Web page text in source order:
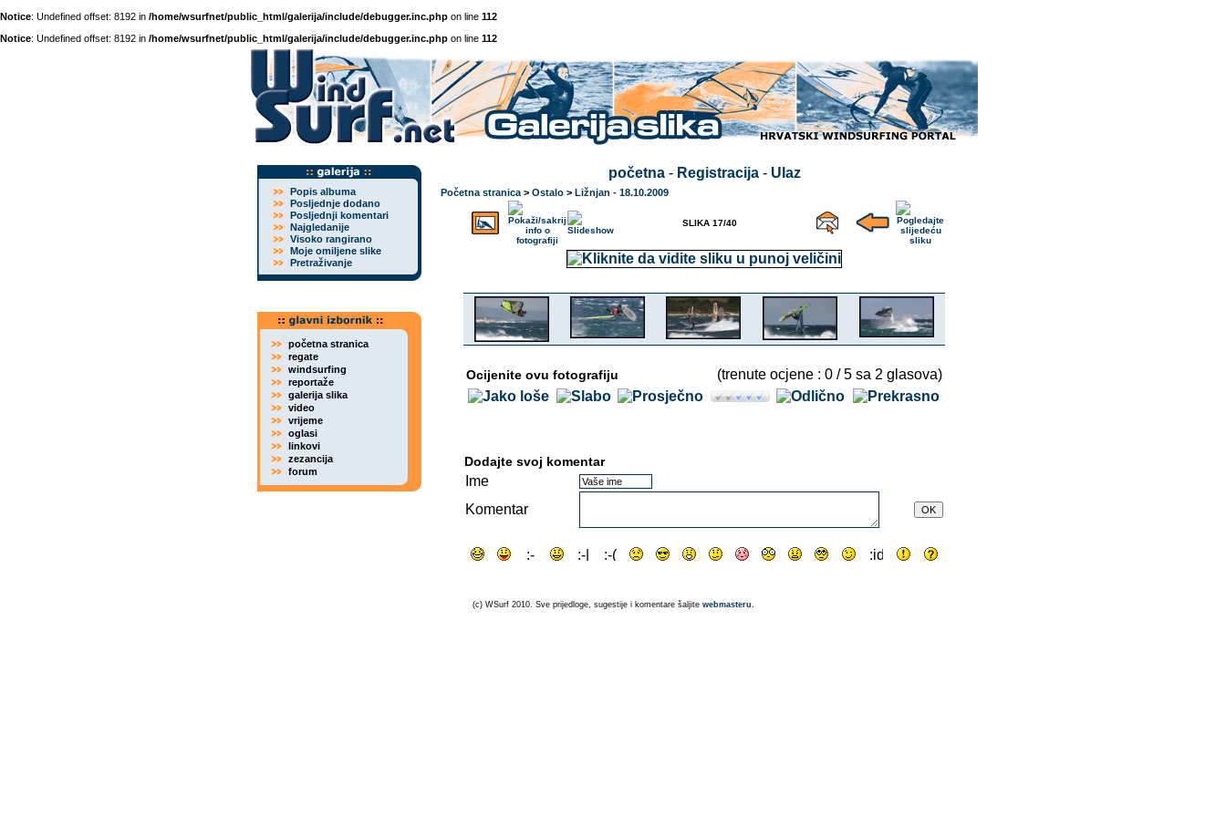
Notice: Undefined offset: 8192 in /home/wsurfnet/public_html/galerija/include/debugger.inc.php on line 112
Notice: Undefined offset: 8192 in /home/wsurfnet/public_html/galerija/include/debugger.inc.php on line 112
Popis albuma
Posljednje dodano
Posljednji komentari
Najgledanije
Visoko rangirano
Moje omiljene slike
Pretraživanje
početna stranica
regate
windsurfing
reportaže
galerija slika
video
vrijeme
oglasi
linkovi
zezancija
forum
početna- Registracija- Ulaz
Početna stranica > Ostalo > Ližnjan - 18.10.2009
SLIKA 17/40
Ocijenite ovu fotografiju (trenute ocjene : 0 / 5 sa 2 glasova)
Dodajte svoj komentar
Ime
Komentar
(c) WSurf 2010. Sve prijedloge, sugestije i komentare šaljite webmasteru